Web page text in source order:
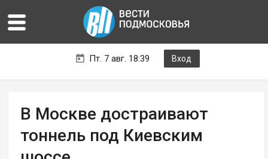
Пт. 7 авг. 18:39 Вход
В Москве достраивают
тоннель под Киевским